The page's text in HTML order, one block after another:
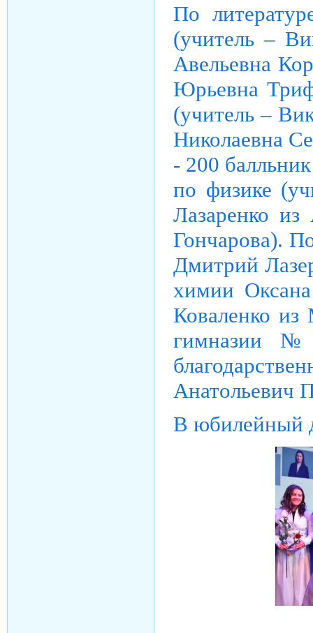
По
(учитель –
Авельевна
Юрьевна
(учитель –
Николаевна
- 200
по физике
Лазаренко
Гончарова).
Дмитрий
химии
Коваленко
гимназии №
Анатольевич
В юбилейный